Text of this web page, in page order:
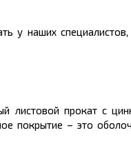
у наших специалистов,
листовой прокат с
покрытие – это